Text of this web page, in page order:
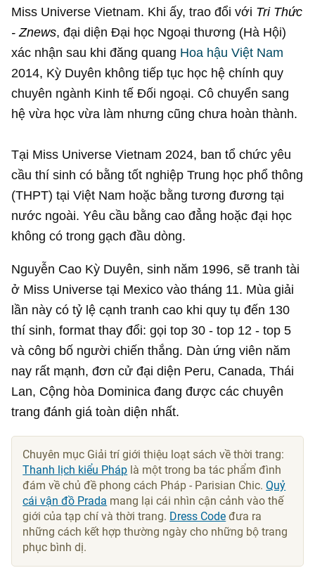
Miss Universe Vietnam. Khi ấy, trao đổi với Tri Thức
- Znews, đại diện Đại học Ngoại thương (Hà Hội)
xác nhận sau khi đăng quang Hoa hậu Việt Nam
2014, Kỳ Duyên không tiếp tục học hệ chính quy
chuyên ngành Kinh tế Đối ngoại. Cô chuyển sang
hệ vừa học vừa làm nhưng cũng chưa hoàn thành.
Tại Miss Universe Vietnam 2024, ban tổ chức yêu
cầu thí sinh có bằng tốt nghiệp Trung học phổ thông
(THPT) tại Việt Nam hoặc bằng tương đương tại
nước ngoài. Yêu cầu bằng cao đẳng hoặc đại học
không có trong gạch đầu dòng.
Nguyễn Cao Kỳ Duyên, sinh năm 1996, sẽ tranh tài
ở Miss Universe tại Mexico vào tháng 11. Mùa giải
lần này có tỷ lệ cạnh tranh cao khi quy tụ đến 130
thí sinh, format thay đổi: gọi top 30 - top 12 - top 5
và công bố người chiến thắng. Dàn ứng viên năm
nay rất mạnh, đơn cử đại diện Peru, Canada, Thái
Lan, Cộng hòa Dominica đang được các chuyên
trang đánh giá toàn diện nhất.
Chuyên mục Giải trí giới thiệu loạt sách về thời trang:
Thanh lịch kiểu Pháp là một trong ba tác phẩm đình
đám về chủ đề phong cách Pháp - Parisian Chic.Quỷ
cái vận đồ Prada mang lại cái nhìn cận cảnh vào thế
giới của tạp chí và thời trang. Dress Code đưa ra
những cách kết hợp thường ngày cho những bộ trang
phục bình dị.